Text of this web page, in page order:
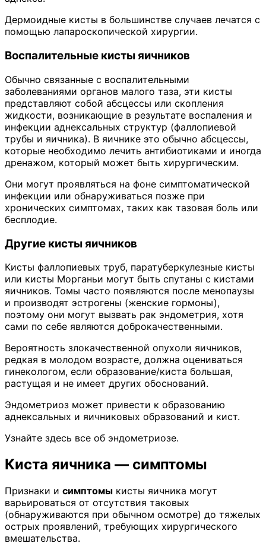
Дермоидные кисты в большинстве случаев лечатся с
помощью лапароскопической хирургии.
Воспалительные кисты яичников
Обычно связанные с воспалительными
заболеваниями органов малого таза, эти кисты
представляют собой абсцессы или скопления
жидкости, возникающие в результате воспаления и
инфекции аднексальных структур (фаллопиевой
трубы и яичника). В яичнике это обычно абсцессы,
которые необходимо лечить антибиотиками и иногда
дренажом, который может быть хирургическим.
Они могут проявляться на фоне симптоматической
инфекции или обнаруживаться позже при
хронических симптомах, таких как тазовая боль или
бесплодие.
Другие кисты яичников
Кисты фаллопиевых труб, паратуберкулезные кисты
или кисты Морганьи могут быть спутаны с кистами
яичников. Томы часто появляются после менопаузы
и производят эстрогены (женские гормоны),
поэтому они могут вызвать рак эндометрия, хотя
сами по себе являются доброкачественными.
Вероятность злокачественной опухоли яичников,
редкая в молодом возрасте, должна оцениваться
гинекологом, если образование/киста большая,
растущая и не имеет других обоснований.
Эндометриоз может привести к образованию
аднексальных и яичниковых образований и кист.
Узнайте здесь все об эндометриозе.
Киста яичника — симптомы
Признаки и симптомы кисты яичника могут
варьироваться от отсутствия таковых
(обнаруживаются при обычном осмотре) до тяжелых
острых проявлений, требующих хирургического
вмешательства.